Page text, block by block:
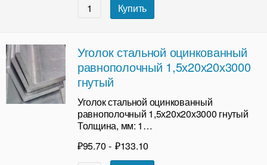
Купить
Уголок стальной оцинкованный
равнополочный 1,5х20х20х3000
гнутый
Уголок стальной оцинкованный
равнополочный 1,5х20х20х3000 гнутый
Толщина, мм: 1…
₽95.70 - ₽133.10